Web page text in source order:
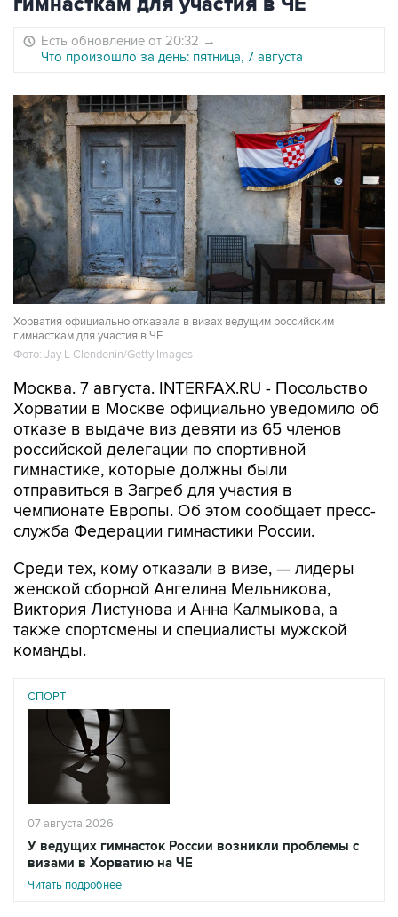
Есть обновление от 20:32 →
Что произошло за день: пятница, 7 августа
Хорватия официально отказала в визах ведущим российским
гимнасткам для участия в ЧЕ
Фото: Jay L Clendenin/Getty Images
Москва. 7 августа. INTERFAX.RU - Посольство
Хорватии в Москве официально уведомило об
отказе в выдаче виз девяти из 65 членов
российской делегации по спортивной
гимнастике, которые должны были
отправиться в Загреб для участия в
чемпионате Европы. Об этом сообщает пресс-
служба Федерации гимнастики России.
Среди тех, кому отказали в визе, — лидеры
женской сборной Ангелина Мельникова,
Виктория Листунова и Анна Калмыкова, а
также спортсмены и специалисты мужской
команды.
СПОРТ
07 августа 2026
У ведущих гимнасток России возникли проблемы с
визами в Хорватию на ЧЕ
Читать подробнее